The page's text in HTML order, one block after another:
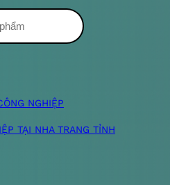
NGHIỆP
TẠI NHA TRANG TỈNH